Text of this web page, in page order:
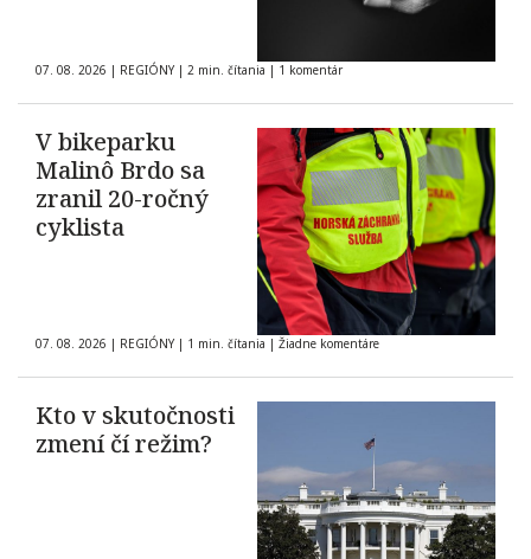
07. 08. 2026 | REGIÓNY | 2 min. čítania | 1 komentár
V bikeparku
Malinô Brdo sa
zranil 20-ročný
cyklista
07. 08. 2026 | REGIÓNY | 1 min. čítania | Žiadne komentáre
Kto v skutočnosti
zmení čí režim?